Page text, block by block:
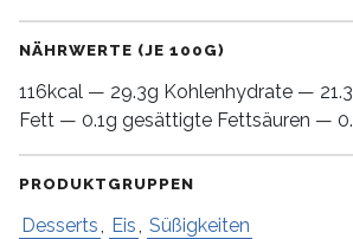
NÄHRWERTE (JE 100G)
116kcal — 29.3g Kohlenhydrate —
Fett — 0.1g gesättigte Fettsäuren —
PRODUKTGRUPPEN
Desserts, Eis, Süßigkeiten